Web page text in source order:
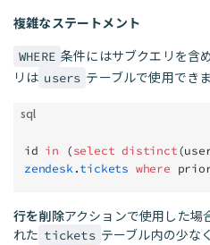
複雑なステートメント
WHERE 条件にはサブクエリを含
リは users テーブルで使用できま
sql
id in (select distinct
zendesk.tickets where
行を削除アクションで使用した場
れた tickets テーブル内の少な